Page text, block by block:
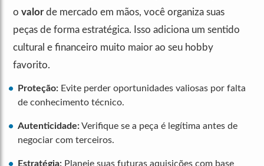
o valorde mercado em mãos, você organiza suas
peças de forma estratégica. Isso adiciona um sentido
cultural e financeiro muito maior ao seu hobby
favorito.
Proteção: Evite perder oportunidades valiosas por falta
de conhecimento técnico.
Autenticidade:Verifique se a peça é legítima antes de
negociar com terceiros.
Estratégia: Planeje suas futuras aquisições com base